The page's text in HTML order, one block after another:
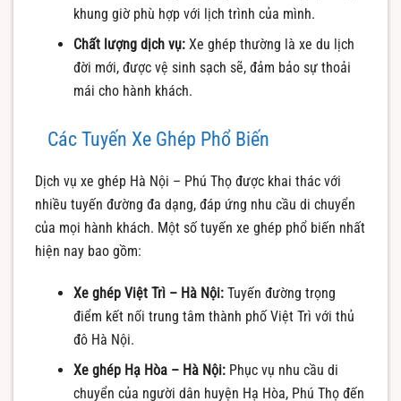
khung giờ phù hợp với lịch trình của mình.
Chất lượng dịch vụ:Xe ghép thường là xe du lịch
đời mới, được vệ sinh sạch sẽ, đảm bảo sự thoải
mái cho hành khách.
Các Tuyến Xe Ghép Phổ Biến
Dịch vụ xe ghép Hà Nội – Phú Thọ được khai thác với
nhiều tuyến đường đa dạng, đáp ứng nhu cầu di chuyển
của mọi hành khách. Một số tuyến xe ghép phổ biến nhất
hiện nay bao gồm:
Xe ghép Việt Trì – Hà Nội:Tuyến đường trọng
điểm kết nối trung tâm thành phố Việt Trì với thủ
đô Hà Nội.
Xe ghép Hạ Hòa – Hà Nội:Phục vụ nhu cầu di
chuyển của người dân huyện Hạ Hòa, Phú Thọ đến